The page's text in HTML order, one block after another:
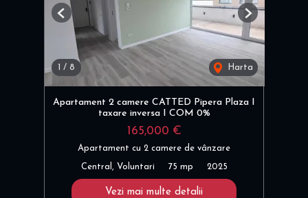
1 / 8 Harta
Previous Next
Apartament 2 camere CATTED Pipera Plaza I
taxare inversa I COM 0%
165,000 €
Apartament cu 2 camere de vânzare
Central, Voluntari 75 mp 2025
Vezi mai multe detalii